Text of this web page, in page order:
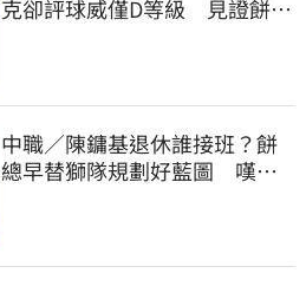
克卻評球威僅D等級 見證餅總
中職／陳鏞基退休誰接班？餅
總早替獅隊規劃好藍圖 嘆新